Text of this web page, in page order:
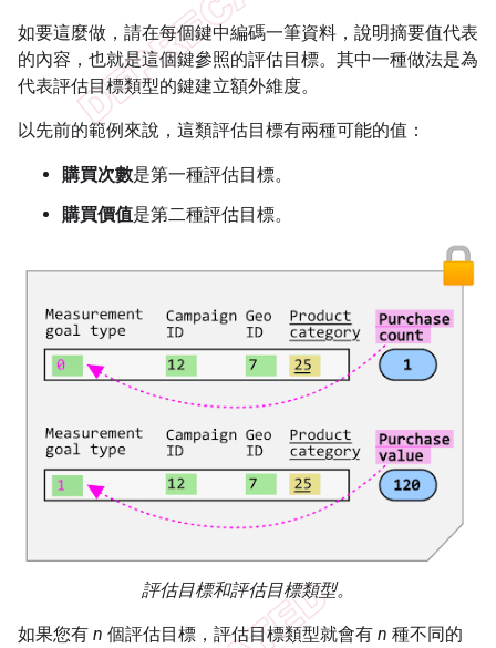
如要這麼做，請在每個鍵中編碼一筆資料，說明摘要值代表
的內容，也就是這個鍵參照的評估目標。其中一種做法是為
代表評估目標類型的鍵建立額外維度。
以先前的範例來說，這類評估目標有兩種可能的值：
購買次數是第一種評估目標。
購買價值是第二種評估目標。
評估目標和評估目標類型。
如果您有 n 個評估目標，評估目標類型就會有 n 種不同的